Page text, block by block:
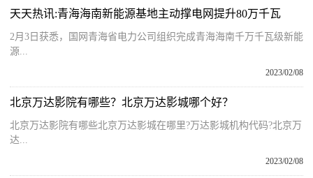
天天热讯:青海海南新能源基地主动撑电网提升80万千瓦
2月3日获悉，国网青海省电力公司组织完成青海海南千万千瓦级新能
源...
2023/02/08
北京万达影院有哪些？北京万达影城哪个好？
北京万达影院有哪些北京万达影城在哪里?万达影城机构代码?北京万
达...
2023/02/08